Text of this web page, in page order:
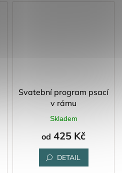
Svatební program psací
v rámu
Skladem
od 425 Kč
DETAIL